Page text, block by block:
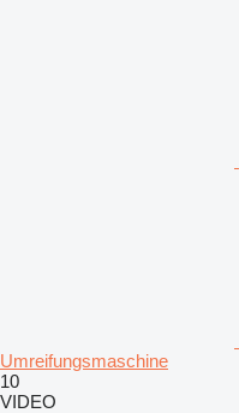
Umreifungsmaschine
10
VIDEO